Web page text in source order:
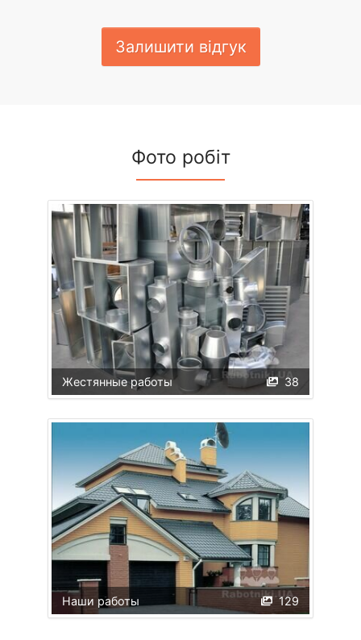
Залишити відгук
Фото робіт
38
Жестянные работы
129
Наши работы